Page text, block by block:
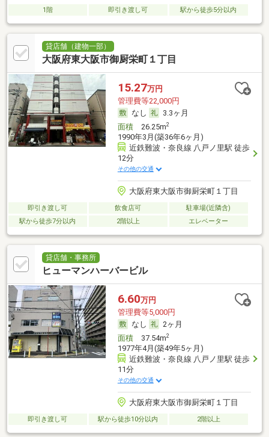
1階 即引き渡し可 駅から徒歩5分以内
貸店舗（建物一部）
大阪府東大阪市御厨栄町１丁目
15.27万円
管理費等22,000円
なし
3.3ヶ月
面積26.25m2
1990年3月(築36年6ヶ月)
近鉄難波・奈良線 八戸ノ里駅 徒歩
12分
その他の交通
大阪府東大阪市御厨栄町１丁目
即引き渡し可 飲食店可
駐車場(近隣含)
駅から徒歩7分以内
2階以上 エレベーター
貸店舗・事務所
ヒューマンハーバービル
6.60万円
管理費等5,000円
なし
2ヶ月
面積37.54m2
1977年4月(築49年5ヶ月)
近鉄難波・奈良線 八戸ノ里駅 徒歩
11分
その他の交通
大阪府東大阪市御厨栄町１丁目
即引き渡し可 駅から徒歩10分以内 2階以上